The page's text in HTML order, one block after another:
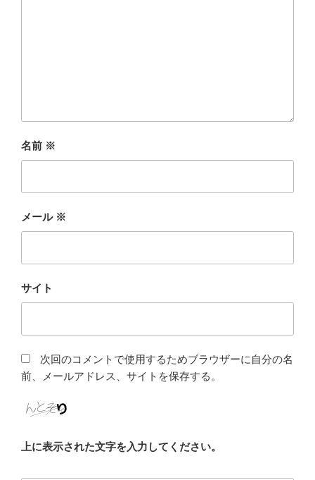
名前 ※
メール ※
サイト
次回のコメントで使用するためブラウザーに自分の名
前、メールアドレス、サイトを保存する。
上に表示された文字を入力してください。